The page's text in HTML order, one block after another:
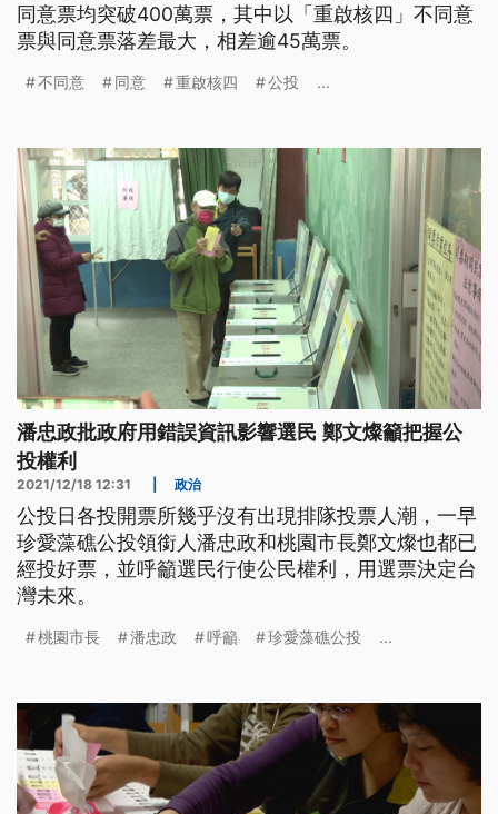
同意票均突破400萬票，其中以「重啟核四」不同意
票與同意票落差最大，相差逾45萬票。
不同意 同意 重啟核四 公投 ...
潘忠政批政府用錯誤資訊影響選民 鄭文燦籲把握公
投權利
2021/12/18 12:31 政治
公投日各投開票所幾乎沒有出現排隊投票人潮，一早
珍愛藻礁公投領銜人潘忠政和桃園市長鄭文燦也都已
經投好票，並呼籲選民行使公民權利，用選票決定台
灣未來。
桃園市長 潘忠政 呼籲 珍愛藻礁公投 ...